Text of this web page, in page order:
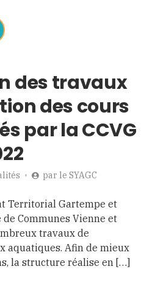
des travaux
des cours
par la CCVG
par le SYAGC
Territorial Gartempe et
Communes Vienne et
travaux de
aquatiques. Afin de mieux
la structure réalise en […]